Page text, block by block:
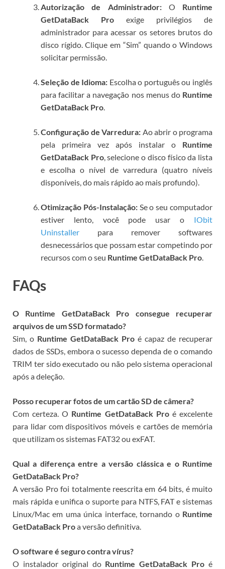
Autorização de Administrador:O Runtime
GetDataBack Pro exige privilégios de
administrador para acessar os setores brutos do
disco rígido. Clique em “Sim” quando o Windows
solicitar permissão.
Seleção de Idioma: Escolha o português ou inglês
para facilitar a navegação nos menus do Runtime
GetDataBack Pro
Configuração de Varredura: Ao abrir o programa
pela primeira vez após instalar o Runtime
GetDataBack Pro, selecione o disco físico da lista
e escolha o nível de varredura (quatro níveis
disponíveis, do mais rápido ao mais profundo).
Otimização Pós-Instalação:Se o seu computador
estiver lento, você pode usar o IObit
Uninstaller para remover softwares
desnecessários que possam estar competindo por
recursos com o seu Runtime GetDataBack Pro
FAQs
O Runtime GetDataBack Pro consegue recuperar
arquivos de um SSD formatado?
Sim, o Runtime GetDataBack Pro é capaz de recuperar
dados de SSDs, embora o sucesso dependa de o comando
TRIM ter sido executado ou não pelo sistema operacional
após a deleção.
Posso recuperar fotos de um cartão SD de câmera?
Com certeza. O Runtime GetDataBack Proé excelente
para lidar com dispositivos móveis e cartões de memória
que utilizam os sistemas FAT32 ou exFAT.
Qual a diferença entre a versão clássica e o Runtime
GetDataBack Pro?
A versão Pro foi totalmente reescrita em 64 bits, é muito
mais rápida e unifica o suporte para NTFS, FAT e sistemas
Linux/Mac em uma única interface, tornando o Runtime
GetDataBack Proa versão definitiva.
O software é seguro contra vírus?
O instalador original do Runtime GetDataBack Pro é